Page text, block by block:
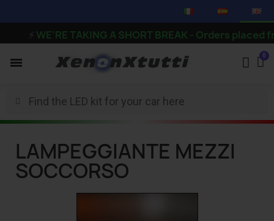
WE’RE TAKING A SHORT BREAK - Orders
LAMPEGGIANTE MEZZI
SOCCORSO